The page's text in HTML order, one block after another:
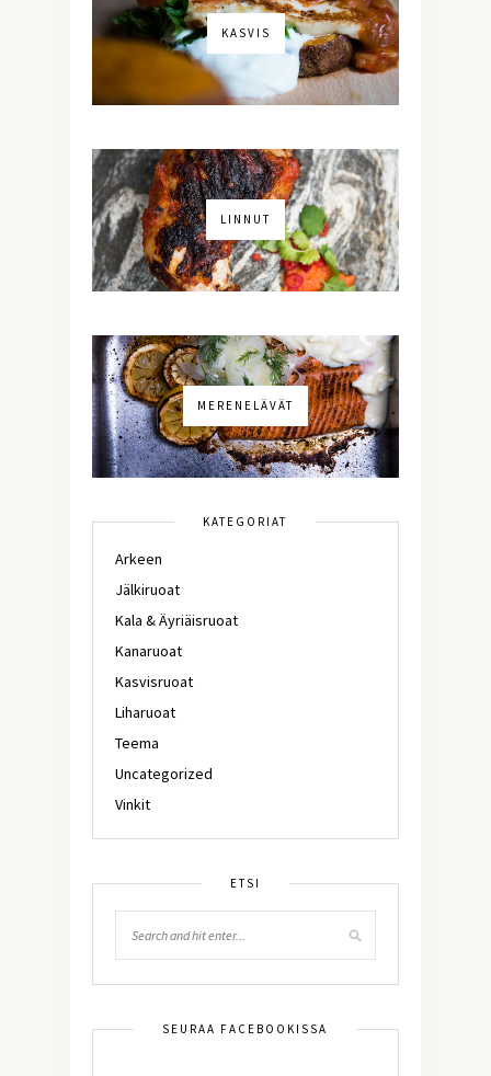
KASVIS
LINNUT
MERENELÄVÄT
KATEGORIAT
Arkeen
Jälkiruoat
Kala & Äyriäisruoat
Kanaruoat
Kasvisruoat
Liharuoat
Teema
Uncategorized
Vinkit
ETSI
SEURAA FACEBOOKISSA